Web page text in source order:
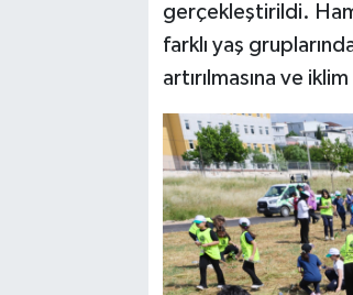
gerçekleştirildi.
farklı yaş
artırılmasına ve
Bilim, Teknoloji